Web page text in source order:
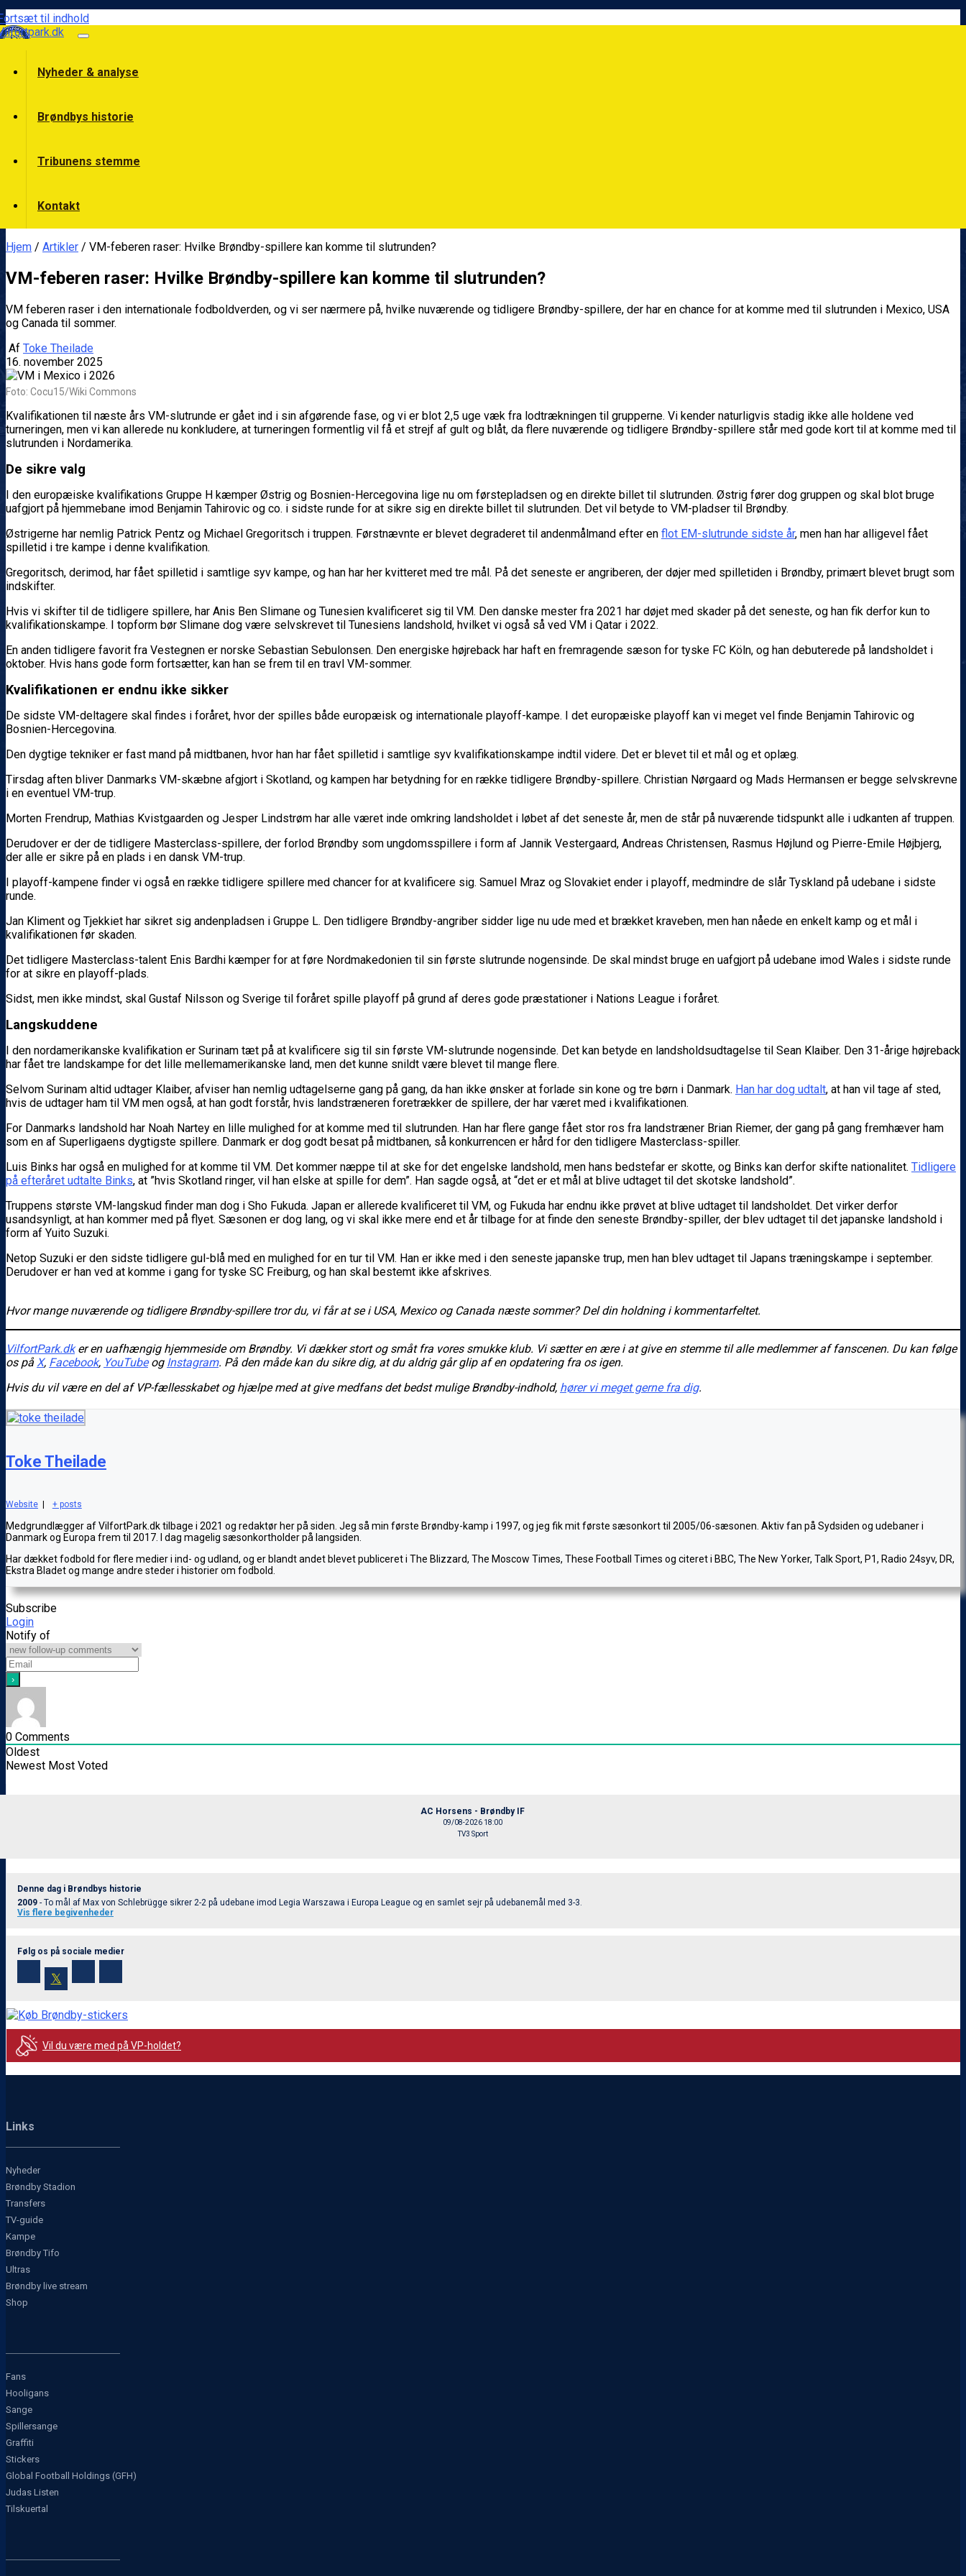
til indhold
Nyheder & analyse
Brøndbys historie
Tribunens stemme
Kontakt
Hjem / Artikler / VM-feberen raser: Hvilke Brøndby-spillere kan komme til slutrunden?
VM-feberen raser: Hvilke Brøndby-spillere kan komme til slutrunden?
VM feberen raser i den internationale fodboldverden, og vi ser nærmere på, hvilke nuværende og tidligere Brøndby-spillere, der har en chance for at komme med til slutrunden i Mexico, USA
og Canada til sommer.
Af Toke Theilade
16. november 2025
Foto: Cocu15/Wiki Commons
Kvalifikationen til næste års VM-slutrunde er gået ind i sin afgørende fase, og vi er blot 2,5 uge væk fra lodtrækningen til grupperne. Vi kender naturligvis stadig ikke alle holdene ved
turneringen, men vi kan allerede nu konkludere, at turneringen formentlig vil få et strejf af gult og blåt, da flere nuværende og tidligere Brøndby-spillere står med gode kort til at komme med til
slutrunden i Nordamerika.
De sikre valg
I den europæiske kvalifikations Gruppe H kæmper Østrig og Bosnien-Hercegovina lige nu om førstepladsen og en direkte billet til slutrunden. Østrig fører dog gruppen og skal blot bruge
uafgjort på hjemmebane imod Benjamin Tahirovic og co. i sidste runde for at sikre sig en direkte billet til slutrunden. Det vil betyde to VM-pladser til Brøndby.
Østrigerne har nemlig Patrick Pentz og Michael Gregoritsch i truppen. Førstnævnte er blevet degraderet til andenmålmand efter en flot EM-slutrunde sidste år, men han har alligevel fået
spilletid i tre kampe i denne kvalifikation.
Gregoritsch, derimod, har fået spilletid i samtlige syv kampe, og han har her kvitteret med tre mål. På det seneste er angriberen, der døjer med spilletiden i Brøndby, primært blevet brugt som
indskifter.
Hvis vi skifter til de tidligere spillere, har Anis Ben Slimane og Tunesien kvalificeret sig til VM. Den danske mester fra 2021 har døjet med skader på det seneste, og han fik derfor kun to
kvalifikationskampe. I topform bør Slimane dog være selvskrevet til Tunesiens landshold, hvilket vi også så ved VM i Qatar i 2022.
En anden tidligere favorit fra Vestegnen er norske Sebastian Sebulonsen. Den energiske højreback har haft en fremragende sæson for tyske FC Köln, og han debuterede på landsholdet i
oktober. Hvis hans gode form fortsætter, kan han se frem til en travl VM-sommer.
Kvalifikationen er endnu ikke sikker
De sidste VM-deltagere skal findes i foråret, hvor der spilles både europæisk og internationale playoff-kampe. I det europæiske playoff kan vi meget vel finde Benjamin Tahirovic og
Bosnien-Hercegovina.
Den dygtige tekniker er fast mand på midtbanen, hvor han har fået spilletid i samtlige syv kvalifikationskampe indtil videre. Det er blevet til et mål og et oplæg.
Tirsdag aften bliver Danmarks VM-skæbne afgjort i Skotland, og kampen har betydning for en række tidligere Brøndby-spillere. Christian Nørgaard og Mads Hermansen er begge selvskrevne
i en eventuel VM-trup.
Morten Frendrup, Mathias Kvistgaarden og Jesper Lindstrøm har alle været inde omkring landsholdet i løbet af det seneste år, men de står på nuværende tidspunkt alle i udkanten af truppen.
Derudover er der de tidligere Masterclass-spillere, der forlod Brøndby som ungdomsspillere i form af Jannik Vestergaard, Andreas Christensen, Rasmus Højlund og Pierre-Emile Højbjerg,
der alle er sikre på en plads i en dansk VM-trup.
I playoff-kampene finder vi også en række tidligere spillere med chancer for at kvalificere sig. Samuel Mraz og Slovakiet ender i playoff, medmindre de slår Tyskland på udebane i sidste
runde.
Jan Kliment og Tjekkiet har sikret sig andenpladsen i Gruppe L. Den tidligere Brøndby-angriber sidder lige nu ude med et brækket kraveben, men han nåede en enkelt kamp og et mål i
kvalifikationen før skaden.
Det tidligere Masterclass-talent Enis Bardhi kæmper for at føre Nordmakedonien til sin første slutrunde nogensinde. De skal mindst bruge en uafgjort på udebane imod Wales i sidste runde
for at sikre en playoff-plads.
Sidst, men ikke mindst, skal Gustaf Nilsson og Sverige til foråret spille playoff på grund af deres gode præstationer i Nations League i foråret.
Langskuddene
I den nordamerikanske kvalifikation er Surinam tæt på at kvalificere sig til sin første VM-slutrunde nogensinde. Det kan betyde en landsholdsudtagelse til Sean Klaiber. Den 31-årige højreback
har fået tre landskampe for det lille mellemamerikanske land, men det kunne snildt være blevet til mange flere.
Selvom Surinam altid udtager Klaiber, afviser han nemlig udtagelserne gang på gang, da han ikke ønsker at forlade sin kone og tre børn i Danmark. Han har dog udtalt, at han vil tage af sted,
hvis de udtager ham til VM men også, at han godt forstår, hvis landstræneren foretrækker de spillere, der har været med i kvalifikationen.
For Danmarks landshold har Noah Nartey en lille mulighed for at komme med til slutrunden. Han har flere gange fået stor ros fra landstræner Brian Riemer, der gang på gang fremhæver ham
som en af Superligaens dygtigste spillere. Danmark er dog godt besat på midtbanen, så konkurrencen er hård for den tidligere Masterclass-spiller.
Luis Binks har også en mulighed for at komme til VM. Det kommer næppe til at ske for det engelske landshold, men hans bedstefar er skotte, og Binks kan derfor skifte nationalitet. Tidligere
på efteråret udtalte Binks, at ”hvis Skotland ringer, vil han elske at spille for dem”. Han sagde også, at “det er et mål at blive udtaget til det skotske landshold”.
Truppens største VM-langskud finder man dog i Sho Fukuda. Japan er allerede kvalificeret til VM, og Fukuda har endnu ikke prøvet at blive udtaget til landsholdet. Det virker derfor
usandsynligt, at han kommer med på flyet. Sæsonen er dog lang, og vi skal ikke mere end et år tilbage for at finde den seneste Brøndby-spiller, der blev udtaget til det japanske landshold i
form af Yuito Suzuki.
Netop Suzuki er den sidste tidligere gul-blå med en mulighed for en tur til VM. Han er ikke med i den seneste japanske trup, men han blev udtaget til Japans træningskampe i september.
Derudover er han ved at komme i gang for tyske SC Freiburg, og han skal bestemt ikke afskrives.
Hvor mange nuværende og tidligere Brøndby-spillere tror du, vi får at se i USA, Mexico og Canada næste sommer? Del din holdning i kommentarfeltet.
VilfortPark.dker en uafhængig hjemmeside om Brøndby. Vi dækker stort og småt fra vores smukke klub. Vi sætter en ære i at give en stemme til alle medlemmer af fanscenen. Du kan følge
os på X, Facebook, YouTubeog Instagram. På den måde kan du sikre dig, at du aldrig går glip af en opdatering fra os igen.
Hvis du vil være en del af VP-fællesskabet og hjælpe med at give medfans det bedst mulige Brøndby-indhold, hører vi meget gerne fra dig.
Toke Theilade
Website + posts
Medgrundlægger af VilfortPark.dk tilbage i 2021 og redaktør her på siden. Jeg så min første Brøndby-kamp i 1997, og jeg fik mit første sæsonkort til 2005/06-sæsonen. Aktiv fan på Sydsiden og udebaner i
Danmark og Europa frem til 2017. I dag magelig sæsonkortholder på langsiden.
Har dækket fodbold for flere medier i ind- og udland, og er blandt andet blevet publiceret i The Blizzard, The Moscow Times, These Football Times og citeret i BBC, The New Yorker, Talk Sport, P1, Radio 24syv, DR,
Ekstra Bladet og mange andre steder i historier om fodbold.
Subscribe
Login
Notify of
0 Comments
Oldest
Newest Most Voted
AC Horsens - Brøndby IF
09/08-2026 18:00
TV3 Sport
Denne dag i Brøndbys historie
2009 - To mål af Max von Schlebrügge sikrer 2-2 på udebane imod Legia Warszawa i Europa League og en samlet sejr på udebanemål med 3-3.
Vis flere begivenheder
Følg os på sociale medier
𝕏
Vil du være med på VP-holdet?
Links
Nyheder
Brøndby Stadion
Transfers
TV-guide
Kampe
Brøndby Tifo
Ultras
Brøndby live stream
Shop
Fans
Hooligans
Sange
Spillersange
Graffiti
Stickers
Global Football Holdings (GFH)
Judas Listen
Tilskuertal